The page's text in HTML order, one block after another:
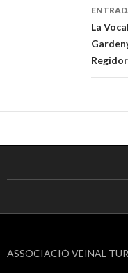
La
ASSOCIACIÓ VEÏNAL